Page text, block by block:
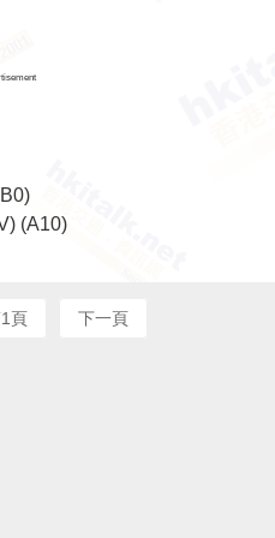
(A10)
頁 下一頁